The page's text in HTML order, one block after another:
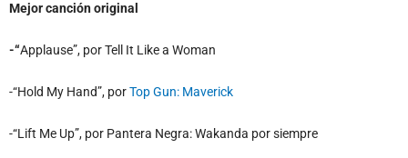
Mejor canción original
-“Applause”, por Tell It Like a Woman
-“Hold My Hand”, porTop Gun: Maverick
-“Lift Me Up”, por Pantera Negra: Wakanda por siempre